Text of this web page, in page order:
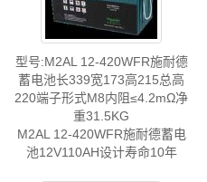
型号:M2AL 12-420WFR施耐德
蓄电池长339宽173高215总高
220端子形式M8内阻≤4.2mΩ净
重31.5KG
M2AL 12-420WFR施耐德蓄电
池12V110AH设计寿命10年